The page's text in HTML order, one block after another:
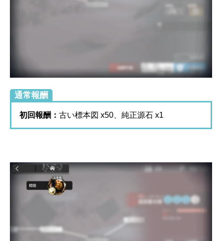
通常報酬
初回報酬： 古い標本図 x50、純正源石 x1